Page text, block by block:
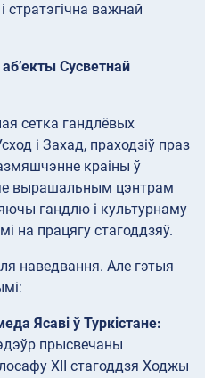
стратэгічна важнай
Сусветнай
сетка гандлёвых
і Захад, праходзіў праз
краіны ў
вырашальным цэнтрам
гандлю і культурнаму
на працягу стагоддзяў.
наведвання. Але гэтыя
Ясаві ў Туркістане:
прысвечаны
XII стагоддзя Ходжы